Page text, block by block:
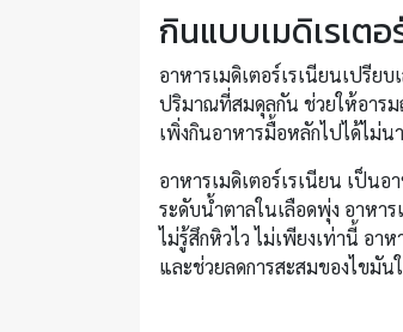
กินแบบเมดิเรเต
อาหารเมดิเตอร์เรเนียนเปรีย
ปริมาณที่สมดุลกัน ช่วยให้อาร
เพิ่งกินอาหารมื้อหลักไปได้ไม่น
อาหารเมดิเตอร์เรเนียน เป็น
ระดับน้ำตาลในเลือดพุ่ง อาหาร
ไม่รู้สึกหิวไว ไม่เพียงเท่านี้ อา
และช่วยลดการสะสมของไขมัน